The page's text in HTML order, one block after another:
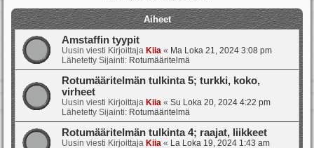
Aiheet
Amstaffin tyypit
Uusin viesti Kirjoittaja Kiia « Ma Loka 21, 2024 3:08 pm
Lähetetty Sijainti: Rotumääritelmä
Rotumääritelmän tulkinta 5; turkki, koko,
virheet
Uusin viesti Kirjoittaja Kiia « Su Loka 20, 2024 4:22 pm
Lähetetty Sijainti: Rotumääritelmä
Rotumääritelmän tulkinta 4; raajat, liikkeet
Uusin viesti Kirjoittaja Kiia « La Loka 19, 2024 1:43 am